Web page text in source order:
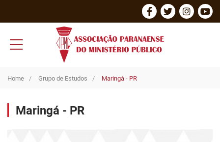
Home Grupo de Estudos Maringá - PR
Maringá - PR